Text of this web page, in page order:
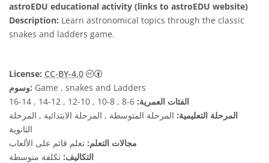
astroEDU educational activity (links to astroEDU website)
Description: Learn astronomical topics through the classic
snakes and ladders game.
License: CC-BY-4.0
وسوم: Game , snakes and Ladders
الفئات العمرية:
المرحلة التعليمية: المرحلة المتوسطة , المرحلة الابتدائية , المرحلة
الثانوية
مجالات التعلم: تعلم قائم على الألعاب
التكاليف: تكلفة متوسطة